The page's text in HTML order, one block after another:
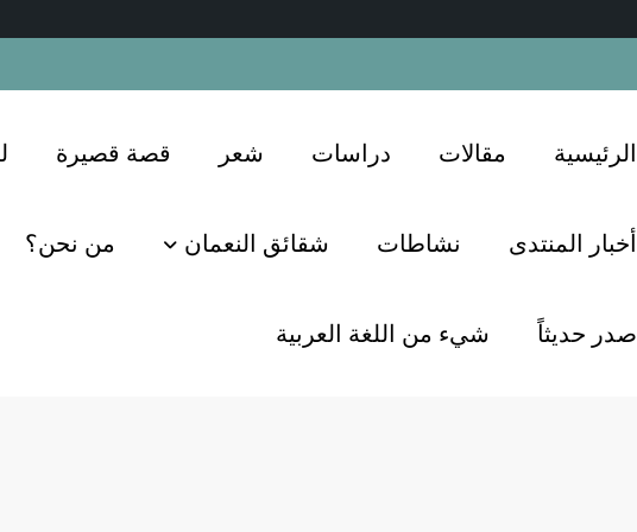
الرئيسية مقالات دراسات شعر قصة قصيرة
أخبار المنتدى نشاطات شقائق النعمان من نحن؟
صدر حديثاً شيء من اللغة العربية